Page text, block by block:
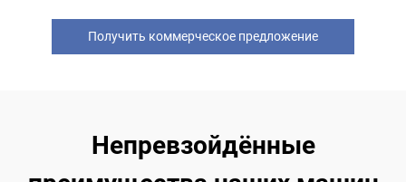
Получить коммерческое предложение
Непревзойдённые